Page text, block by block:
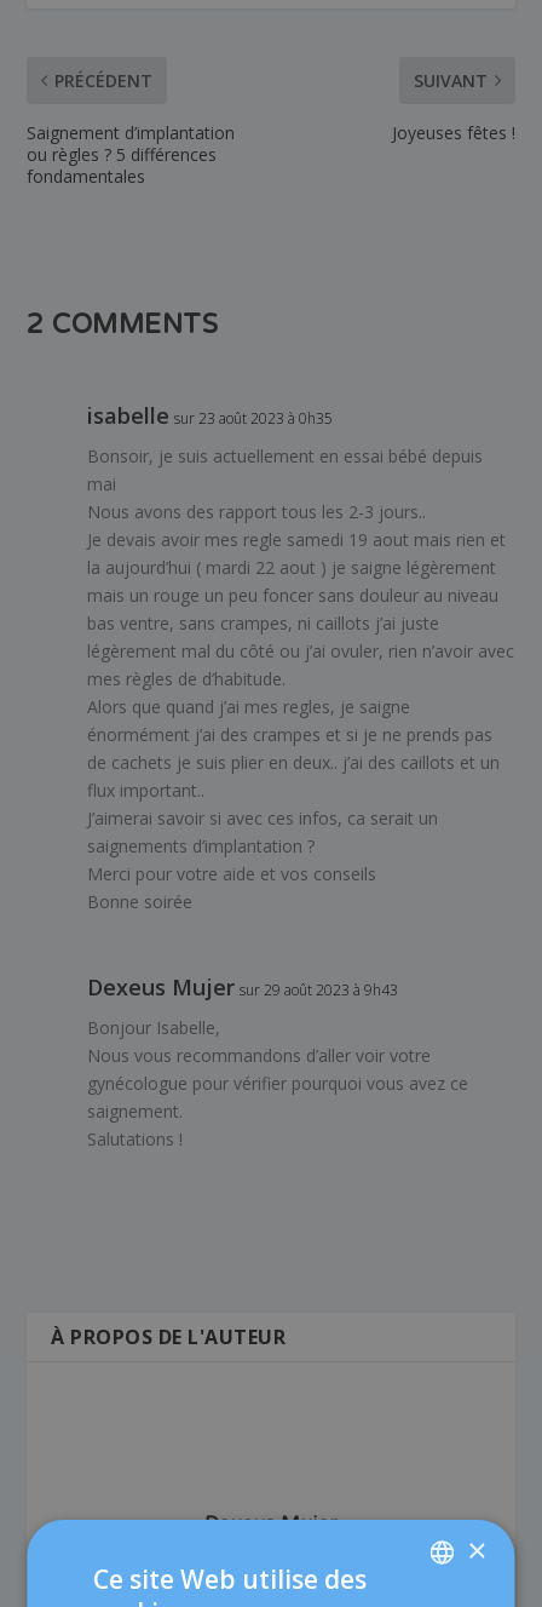
PRÉCÉDENT
Saignement d’implantation
ou règles ? 5 différences
fondamentales
SUIVANT
Joyeuses fêtes !
2 COMMENTS
isabelle sur 23 août 2023 à 0h35
Bonsoir, je suis actuellement en essai bébé depuis
mai
Nous avons des rapport tous les 2-3 jours..
Je devais avoir mes regle samedi 19 aout mais rien et
la aujourd’hui ( mardi 22 aout ) je saigne légèrement
mais un rouge un peu foncer sans douleur au niveau
bas ventre, sans crampes, ni caillots j’ai juste
légèrement mal du côté ou j’ai ovuler, rien n’avoir avec
mes règles de d’habitude.
Alors que quand j’ai mes regles, je saigne
énormément j’ai des crampes et si je ne prends pas
de cachets je suis plier en deux.. j’ai des caillots et un
flux important..
J’aimerai savoir si avec ces infos, ca serait un
saignements d’implantation ?
Merci pour votre aide et vos conseils
Bonne soirée
Dexeus Mujer sur 29 août 2023 à 9h43
Bonjour Isabelle,
Nous vous recommandons d’aller voir votre
gynécologue pour vérifier pourquoi vous avez ce
saignement.
Salutations !
À PROPOS DE L'AUTEUR
Dexeus Mujer
Dexeus Mujer est une clinique spécialisée qui offre aux
femmes une prise en charge complète dans les
×
Ce site Web utilise des